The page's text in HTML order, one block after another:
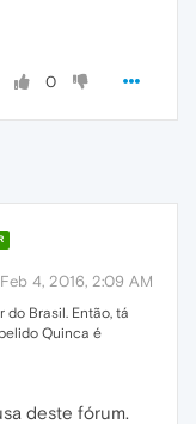
0
Feb 4, 2016, 2:09 AM
do Brasil. Então, tá
Quinca é
deste fórum.